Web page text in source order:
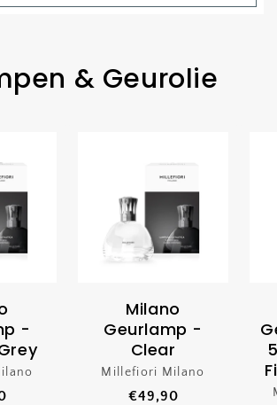
& Geurolie
-
Milano
Geurlamp -
Clear
Verkoper:
Millefiori Milano
Normale
€49,90